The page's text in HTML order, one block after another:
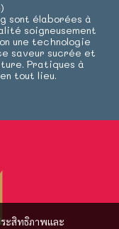
sont élaborées à
soigneusement
une technologie
saveur sucrée et
Pratiques à
tout lieu.
ะสิทธิภาพและ